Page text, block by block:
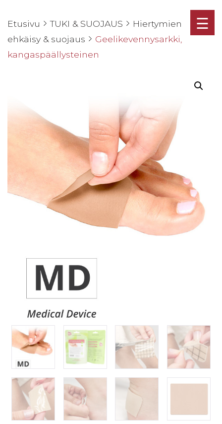
☰
Etusivu TUKI & SUOJAUS
Hiertymien
ehkäisy & suojaus
Geelikevennysarkki,
kangaspäällysteinen